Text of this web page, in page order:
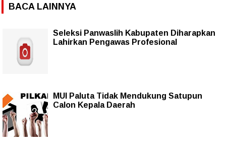
BACA LAINNYA
Seleksi Panwaslih Kabupaten Diharapkan
Lahirkan Pengawas Profesional
MUI Paluta Tidak Mendukung Satupun
Calon Kepala Daerah